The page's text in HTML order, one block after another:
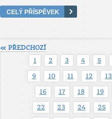
CELÝ PŘÍSPĚVEK
« PŘEDCHOZÍ
1
2 3 4 5
9 10 11 12 13
16 17 18 19
22 23 24 25